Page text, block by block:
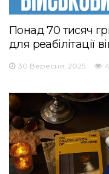
Понад 70 тисяч
для реабілітації
30 Вересня, 2025